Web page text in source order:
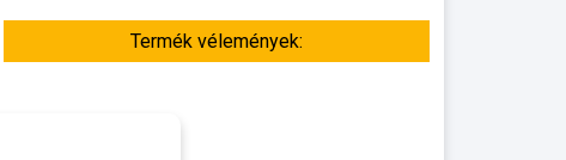
Termék vélemények: